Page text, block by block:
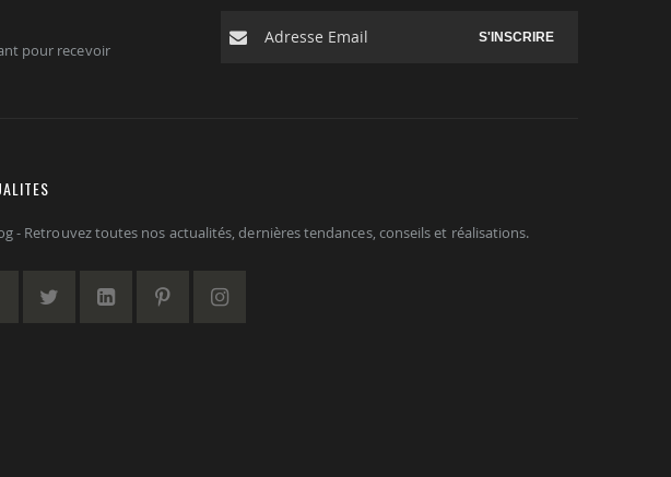
pour recevoir
S'INSCRIRE
- Retrouvez toutes nos actualités, dernières tendances, conseils et réalisations.